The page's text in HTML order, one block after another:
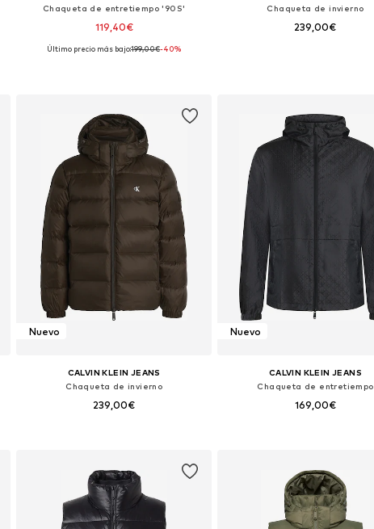
Chaqueta de entretiempo '90S'
119,40€
Tallas disponibles: XS, S, M, L, XL, XXL
Último precio más bajo:199,00€-40%
Chaqueta de invierno
239,00€
Nuevo
CALVIN KLEIN JEANS
Chaqueta de invierno
239,00€
Nuevo
CALVIN KLEIN JEANS
Chaqueta de entretiempo
169,00€